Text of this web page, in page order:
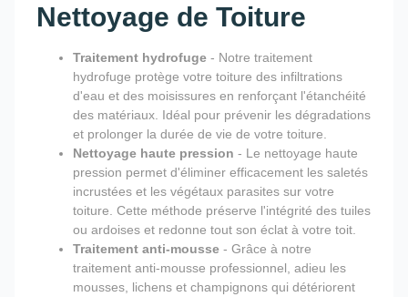
Nettoyage de Toiture
Traitement hydrofuge - Notre traitement
hydrofuge protège votre toiture des infiltrations
d'eau et des moisissures en renforçant l'étanchéité
des matériaux. Idéal pour prévenir les dégradations
et prolonger la durée de vie de votre toiture.
Nettoyage haute pression - Le nettoyage haute
pression permet d'éliminer efficacement les saletés
incrustées et les végétaux parasites sur votre
toiture. Cette méthode préserve l'intégrité des tuiles
ou ardoises et redonne tout son éclat à votre toit.
Traitement anti-mousse - Grâce à notre
traitement anti-mousse professionnel, adieu les
mousses, lichens et champignons qui détériorent